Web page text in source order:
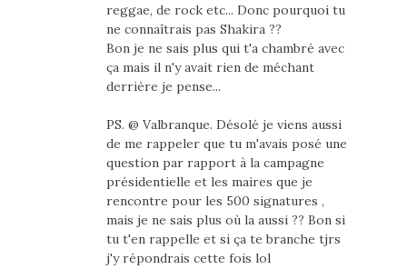
reggae, de rock etc... Donc pourquoi tu
ne connaîtrais pas Shakira ??
Bon je ne sais plus qui t'a chambré avec
ça mais il n'y avait rien de méchant
derrière je pense...
PS. @ Valbranque. Désolé je viens aussi
de me rappeler que tu m'avais posé une
question par rapport à la campagne
présidentielle et les maires que je
rencontre pour les 500 signatures ,
mais je ne sais plus où la aussi ?? Bon si
tu t'en rappelle et si ça te branche tjrs
j'y répondrais cette fois lol